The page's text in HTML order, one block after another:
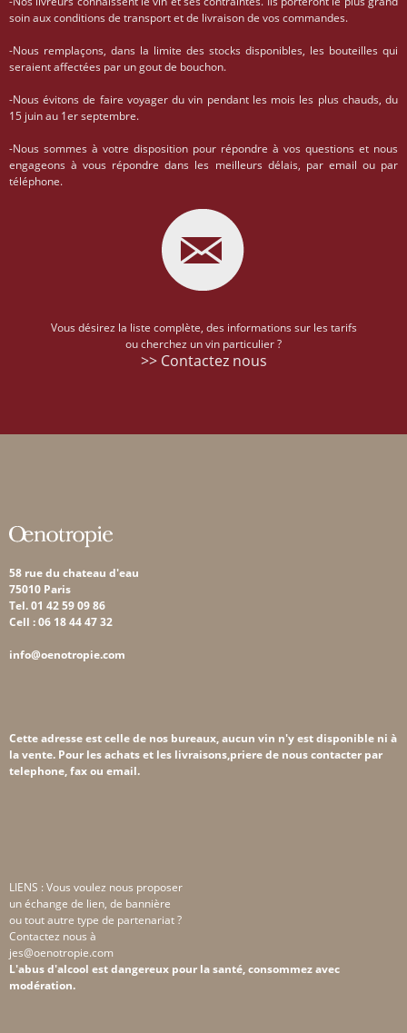
soin aux conditions de transport et de livraison de vos commandes.
-Nous remplaçons, dans la limite des stocks disponibles, les bouteilles qui
seraient affectées par un gout de bouchon.
-Nous évitons de faire voyager du vin pendant les mois les plus chauds, du
15 juin au 1er septembre.
-Nous sommes à votre disposition pour répondre à vos questions et nous
engageons à vous répondre dans les meilleurs délais, par email ou par
téléphone.
Vous désirez la liste complète, des informations sur les tarifs
ou cherchez un vin particulier ?
>> Contactez nous
58 rue du chateau d'eau
75010 Paris
Tel. 01 42 59 09 86
Cell : 06 18 44 47 32
info@oenotropie.com
Cette adresse est celle de nos bureaux, aucun vin n'y est disponible ni à
la vente. Pour les achats et les livraisons,priere de nous contacter par
telephone, fax ou email.
LIENS : Vous voulez nous proposer
un échange de lien, de bannière
ou tout autre type de partenariat ?
Contactez nous à
jes@oenotropie.com
L'abus d'alcool est dangereux pour la santé, consommez avec
modération.